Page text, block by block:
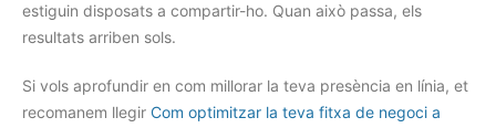
estiguin disposats a compartir-ho. Quan això passa, els
resultats arriben sols.
Si vols aprofundir en com millorar la teva presència en línia, et
recomanem llegir Com optimitzar la teva fitxa de negoci a